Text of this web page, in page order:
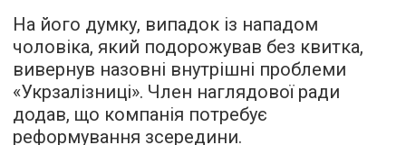
На його думку, випадок із нападом
чоловіка, який подорожував без квитка,
вивернув назовні внутрішні проблеми
«Укрзалізниці». Член наглядової ради
додав, що компанія потребує
реформування зсередини.